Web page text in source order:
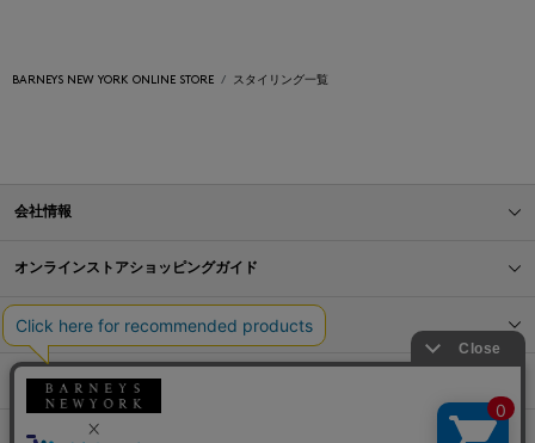
BARNEYS NEW YORK ONLINE STORE スタイリング一覧
会社情報
オンラインストアショッピングガイド
店舗情報
サービス